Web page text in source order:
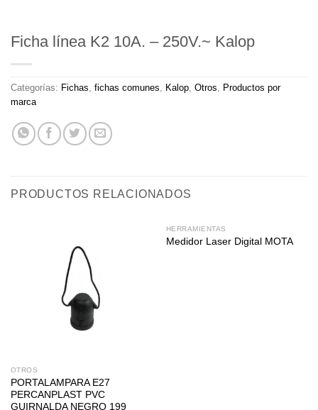
Ficha línea K2 10A. – 250V.~ Kalop
Categorías: Fichas, fichas comunes, Kalop, Otros, Productos por
marca
PRODUCTOS RELACIONADOS
OTROS
PORTALAMPARA E27
PERCANPLAST PVC
GUIRNALDA NEGRO 199
HERRAMIENTAS
Medidor Laser Digital MOTA